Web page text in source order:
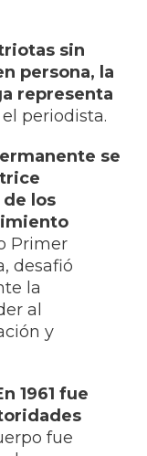
sin
persona, la
representa
periodista.
se
los
Primer
desafió
la
al
y
1961 fue
fue